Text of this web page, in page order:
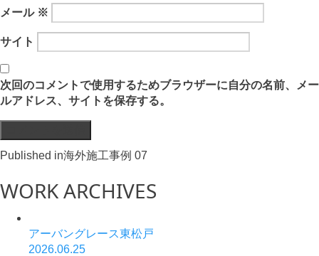
メール ※
サイト
次回のコメントで使用するためブラウザーに自分の名前、メー
ルアドレス、サイトを保存する。
投
稿
ナ
ビ
Published in海外施工事例 07
WORK ARCHIVES
アーバングレース東松戸
2026.06.25